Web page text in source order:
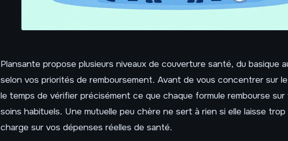
Plansante propose plusieurs niveaux de couverture santé, du basique
selon vos priorités de remboursement. Avant de vous concentrer sur
le temps de vérifier précisément ce que chaque formule rembourse
soins habituels. Une mutuelle peu chère ne sert à rien si elle laisse
charge sur vos dépenses réelles de santé.